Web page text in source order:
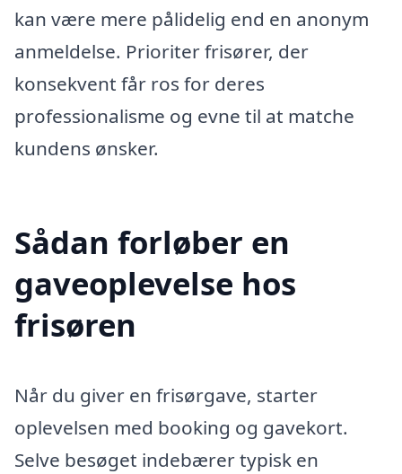
kan være mere pålidelig end en anonym
anmeldelse. Prioriter frisører, der
konsekvent får ros for deres
professionalisme og evne til at matche
kundens ønsker.
Sådan forløber en
gaveoplevelse hos
frisøren
Når du giver en frisørgave, starter
oplevelsen med booking og gavekort.
Selve besøget indebærer typisk en